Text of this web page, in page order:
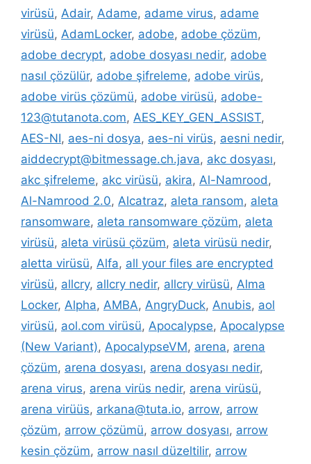
virüsü, Adair, Adame, adame virus, adame
virüsü, AdamLocker, adobe, adobe çözüm,
adobe decrypt, adobe dosyası nedir, adobe
nasıl çözülür, adobe şifreleme, adobe virüs,
adobe virüs çözümü, adobe virüsü, adobe-
123@tutanota.com, AES_KEY_GEN_ASSIST,
AES-NI, aes-ni dosya, aes-ni virüs, aesni nedir,
aiddecrypt@bitmessage.ch.java, akc dosyası,
akc şifreleme, akc virüsü, akira, Al-Namrood,
Al-Namrood 2.0, Alcatraz, aleta ransom, aleta
ransomware, aleta ransomware çözüm, aleta
virüsü, aleta virüsü çözüm, aleta virüsü nedir,
aletta virüsü, Alfa, all your files are encrypted
virüsü, allcry, allcry nedir, allcry virüsü, Alma
Locker, Alpha, AMBA, AngryDuck, Anubis, aol
virüsü, aol.com virüsü, Apocalypse, Apocalypse
(New Variant), ApocalypseVM, arena, arena
çözüm, arena dosyası, arena dosyası nedir,
arena virus, arena virüs nedir, arena virüsü,
arena virüüs, arkana@tuta.io, arrow, arrow
çözüm, arrow çözümü, arrow dosyası, arrow
kesin çözüm, arrow nasıl düzeltilir, arrow